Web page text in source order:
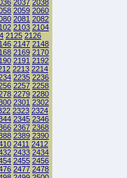
2037 2038
2059 2060
2081 2082
2103 2104
2125 2126
2147 2148
2169 2170
2191 2192
2213 2214
2235 2236
2257 2258
2279 2280
2301 2302
2323 2324
2345 2346
2367 2368
2389 2390
2411 2412
2433 2434
2455 2456
2477 2478